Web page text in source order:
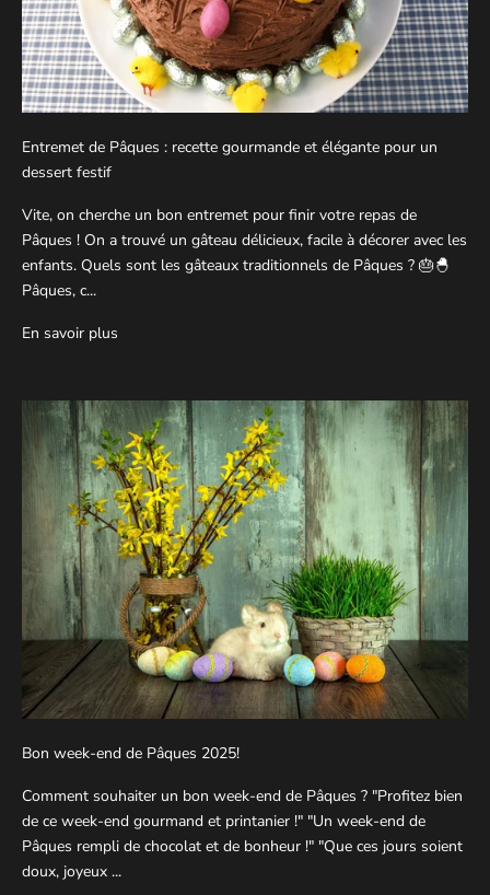
Entremet de Pâques : recette gourmande et élégante pour un
dessert festif
Vite, on cherche un bon entremet pour finir votre repas de
Pâques ! On a trouvé un gâteau délicieux, facile à décorer avec les
enfants. Quels sont les gâteaux traditionnels de Pâques ? 🎂🐣
Pâques, c...
En savoir plus
Bon week-end de Pâques 2025!
Comment souhaiter un bon week-end de Pâques ? "Profitez bien
de ce week-end gourmand et printanier !" "Un week-end de
Pâques rempli de chocolat et de bonheur !" "Que ces jours soient
doux, joyeux ...